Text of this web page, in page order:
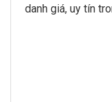
danh giá, uy tín